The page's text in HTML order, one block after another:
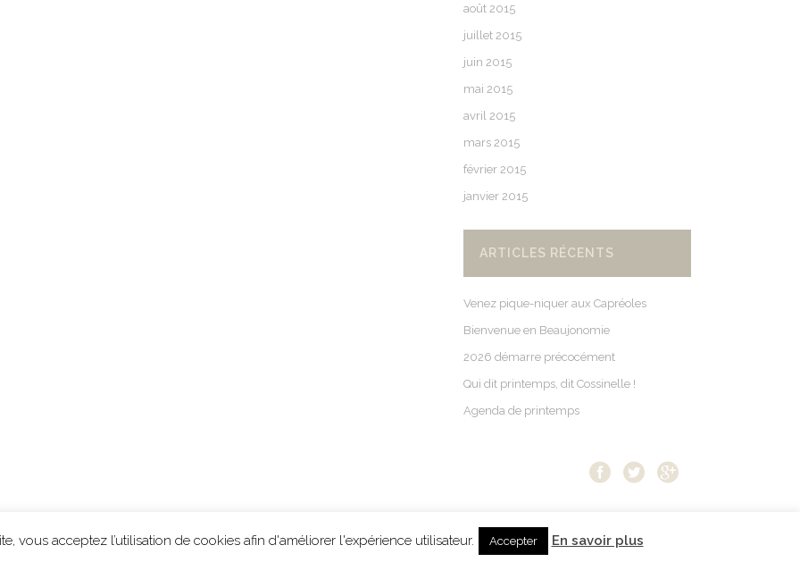
août 2015
juillet 2015
juin 2015
mai 2015
avril 2015
mars 2015
février 2015
janvier 2015
ARTICLES RÉCENTS
Venez pique-niquer aux Capréoles
Bienvenue en Beaujonomie
2026 démarre précocément
Qui dit printemps, dit Cossinelle !
Agenda de printemps
légales-Protection des données-création Résonance Communication
vous acceptez l’utilisation de cookies afin d'améliorer l'expérience utilisateur. Accepter En savoir plus